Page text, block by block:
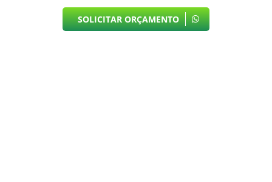
SOLICITAR ORÇAMENTO